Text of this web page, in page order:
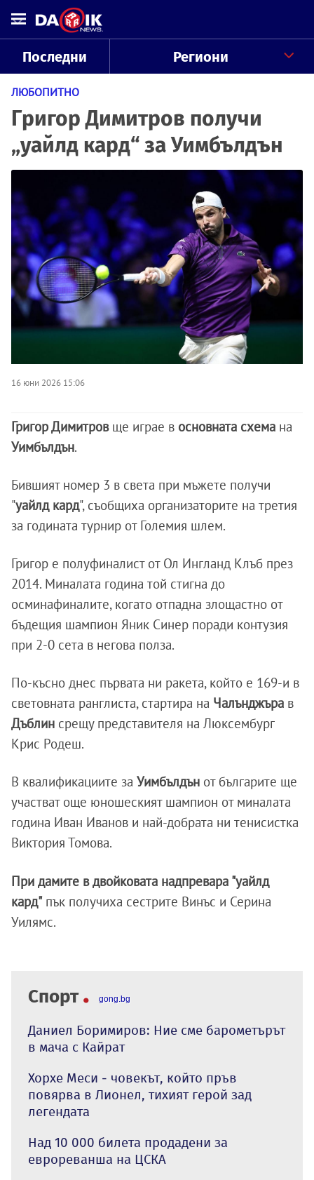
Последни Региони
ЛЮБОПИТНО
Григор Димитров получи
„уайлд кард“ за Уимбълдън
16 юни 2026 15:06
Григор Димитровще играе в основната схема на
Уимбълдън.
Бившият номер 3 в света при мъжете получи
"уайлд кард", съобщиха организаторите на третия
за годината турнир от Големия шлем.
Григор е полуфиналист от Ол Ингланд Клъб през
2014. Миналата година той стигна до
осминафиналите, когато отпадна злощастно от
бъдещия шампион Яник Синер поради контузия
при 2-0 сета в негова полза.
По-късно днес първата ни ракета, който е 169-и в
световната ранглиста, стартира на Чалънджъра в
Дъблин срещу представителя на Люксембург
Крис Родеш.
В квалификациите за Уимбълдън от българите ще
участват още юношеският шампион от миналата
година Иван Иванов и най-добрата ни тенисистка
Виктория Томова.
При дамите в двойковата надпревара "уайлд
кард"пък получиха сестрите Винъс и Серина
Уилямс.
Спорт gong.bg
Даниел Боримиров: Ние сме барометърът
в мача с Кайрат
Хорхе Меси - човекът, който пръв
повярва в Лионел, тихият герой зад
легендата
Над 10 000 билета продадени за
еврореванша на ЦСКА